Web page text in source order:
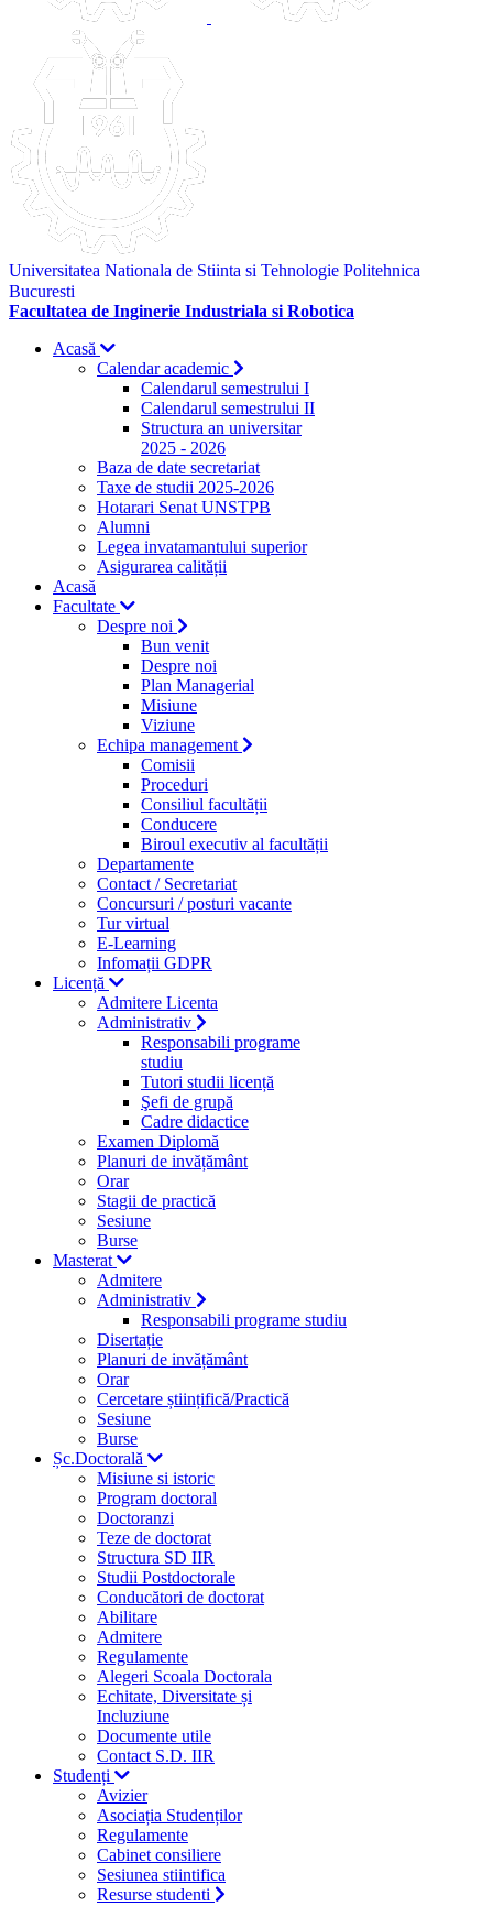
Universitatea Nationala de Stiinta si Tehnologie Politehnica
Bucuresti
Facultatea de Inginerie Industriala si Robotica
Acasă
Calendar academic
Calendarul semestrului I
Calendarul semestrului II
Structura an universitar
2025 - 2026
Baza de date secretariat
Taxe de studii 2025-2026
Hotarari Senat UNSTPB
Alumni
Legea invatamantului superior
Asigurarea calității
Acasă
Facultate
Despre noi
Bun venit
Despre noi
Plan Managerial
Misiune
Viziune
Echipa management
Comisii
Proceduri
Consiliul facultății
Conducere
Biroul executiv al facultății
Departamente
Contact / Secretariat
Concursuri / posturi vacante
Tur virtual
E-Learning
Infomații GDPR
Licență
Admitere Licenta
Administrativ
Responsabili programe
studiu
Tutori studii licență
Şefi de grupă
Cadre didactice
Examen Diplomă
Planuri de invățământ
Orar
Stagii de practică
Sesiune
Burse
Masterat
Admitere
Administrativ
Responsabili programe studiu
Disertație
Planuri de invățământ
Orar
Cercetare științifică/Practică
Sesiune
Burse
Șc.Doctorală
Misiune si istoric
Program doctoral
Doctoranzi
Teze de doctorat
Structura SD IIR
Studii Postdoctorale
Conducători de doctorat
Abilitare
Admitere
Regulamente
Alegeri Scoala Doctorala
Echitate, Diversitate și
Incluziune
Documente utile
Contact S.D. IIR
Studenți
Avizier
Asociația Studenților
Regulamente
Cabinet consiliere
Sesiunea stiintifica
Resurse studenti